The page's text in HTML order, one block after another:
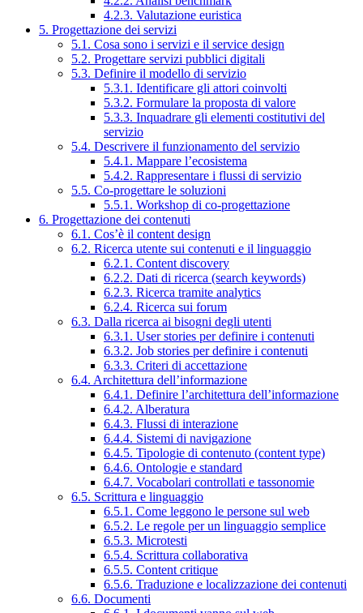
4.2.3. Valutazione euristica
5. Progettazione dei servizi
5.1. Cosa sono i servizi e il service design
5.2. Progettare servizi pubblici digitali
5.3. Definire il modello di servizio
5.3.1. Identificare gli attori coinvolti
5.3.2. Formulare la proposta di valore
5.3.3. Inquadrare gli elementi costitutivi del
servizio
5.4. Descrivere il funzionamento del servizio
5.4.1. Mappare l’ecosistema
5.4.2. Rappresentare i flussi di servizio
5.5. Co-progettare le soluzioni
5.5.1. Workshop di co-progettazione
6. Progettazione dei contenuti
6.1. Cos’è il content design
6.2. Ricerca utente sui contenuti e il linguaggio
6.2.1. Content discovery
6.2.2. Dati di ricerca (search keywords)
6.2.3. Ricerca tramite analytics
6.2.4. Ricerca sui forum
6.3. Dalla ricerca ai bisogni degli utenti
6.3.1. User stories per definire i contenuti
6.3.2. Job stories per definire i contenuti
6.3.3. Criteri di accettazione
6.4. Architettura dell’informazione
6.4.1. Definire l’architettura dell’informazione
6.4.2. Alberatura
6.4.3. Flussi di interazione
6.4.4. Sistemi di navigazione
6.4.5. Tipologie di contenuto (content type)
6.4.6. Ontologie e standard
6.4.7. Vocabolari controllati e tassonomie
6.5. Scrittura e linguaggio
6.5.1. Come leggono le persone sul web
6.5.2. Le regole per un linguaggio semplice
6.5.3. Microtesti
6.5.4. Scrittura collaborativa
6.5.5. Content critique
6.5.6. Traduzione e localizzazione dei contenuti
6.6. Documenti